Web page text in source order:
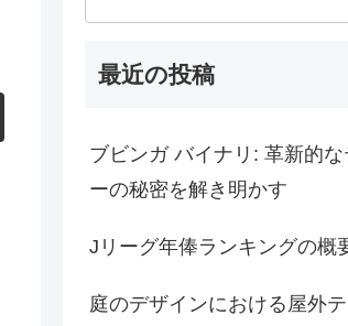
最近の投稿
ブビンガ バイナリ: 革新的
ーの秘密を解き明かす
Jリーグ年俸ランキングの概
庭のデザインにおける屋外